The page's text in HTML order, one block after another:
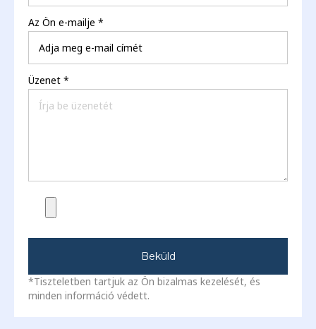
Az Ön e-mailje *
Üzenet *
Beküld
*Tiszteletben tartjuk az Ön bizalmas kezelését, és
minden információ védett.